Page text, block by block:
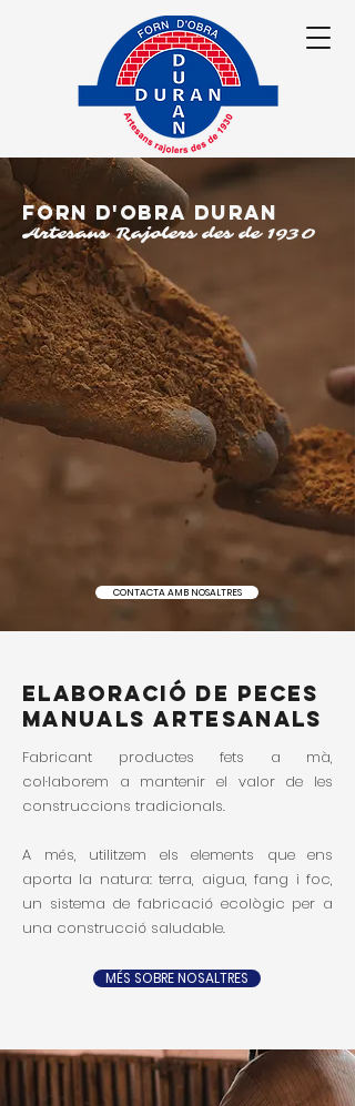
FORN D'OBRA DURAN
Artesans Rajolers des de 1930
CONTACTA AMB NOSALTRES
Elaboració de peces
manuals artesanals
Fabricant productes fets a mà,
col·laborem a mantenir el valor de les
construccions tradicionals.
A més, utilitzem els elements que ens
aporta la natura: terra, aigua, fang i foc,
un sistema de fabricació ecològic per a
una construcció saludable.
MÉS SOBRE NOSALTRES